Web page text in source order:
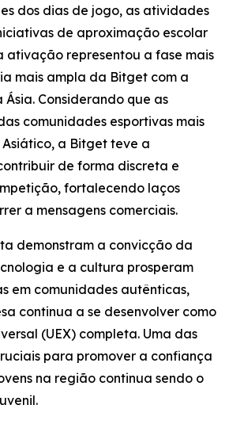
dos dias de jogo, as atividades
de aproximação escolar
ativação representou a fase mais
mais ampla da Bitget com a
Considerando que as
comunidades esportivas mais
a Bitget teve a
de forma discreta e
fortalecendo laços
a mensagens comerciais.
demonstram a convicção da
e a cultura prosperam
em comunidades autênticas,
continua a se desenvolver como
(UEX) completa. Uma das
para promover a confiança
na região continua sendo o